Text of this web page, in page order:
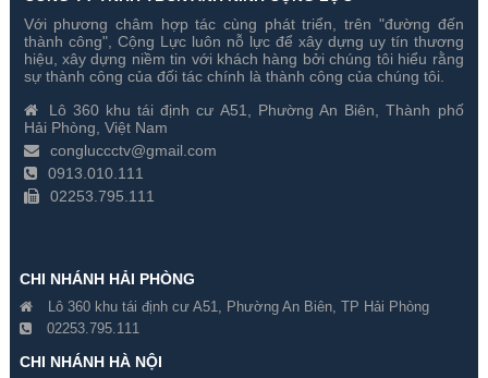
Camera Giấu Kín Bóng Đèn
T88 HD 1080P
Gía hãng : ₫
₫
Camera Giấu Kín Đồng Hồ Đeo
Tay W1000
Gía hãng : ₫
₫
Với phương châm hợp tác cùng phát triển, trên "đường đến
thành công", Cộng Lực luôn nỗ lực để xây dựng uy tín thương
hiệu, xây dựng niềm tin với khách hàng bởi chúng tôi hiểu rằng
sự thành công của đối tác chính là thành công của chúng tôi.
Lô 360 khu tái định cư A51, Phường An Biên, Thành phố
Hải Phòng, Việt Nam
congluccctv@gmail.com
0913.010.111
02253.795.111
CHI NHÁNH HẢI PHÒNG
Lô 360 khu tái định cư A51, Phường An Biên, TP Hải Phòng
02253.795.111
CHI NHÁNH HÀ NỘI